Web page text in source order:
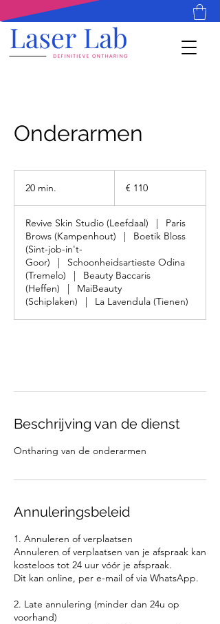
Onderarmen
20 min.
i
n
.
€ 110
Revive Skin Studio (Leefdaal) |
Paris
Brows (Kampenhout)
|
Boetik Bloss
(Sint-job-in't-
Goor)
|
Schoonheidsartieste Odina
(Tremelo)
|
Beauty Baccaris
(Heffen)
|
MaiBeauty
(Schiplaken)
| La Lavendula (Tienen)
Beschrijving van de dienst
Ontharing van de onderarmen
Annuleringsbeleid
1. Annuleren of verplaatsen
Annuleren of verplaatsen van je afspraak kan
kosteloos tot 24 uur vóór je afspraak.
Dit kan online, per e-mail of via WhatsApp.
2. Late annulering (minder dan 24u op
voorhand)